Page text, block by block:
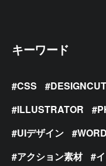
キーワード
CSS
ILLUSTRATOR
UIデザイン
アクション素材